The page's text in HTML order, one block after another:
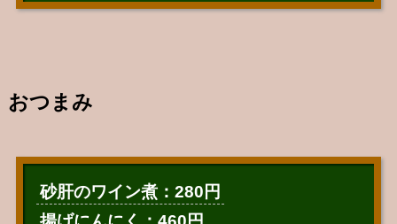
おつまみ
砂肝のワイン煮：280円